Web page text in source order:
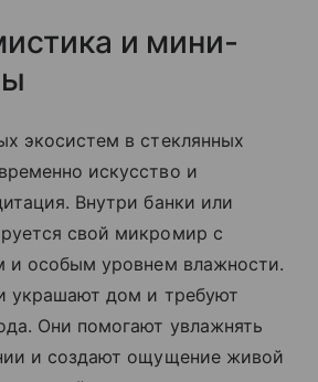
и мини-
экосистем в стеклянных
искусство и
Внутри банки или
свой микромир с
и особым уровнем влажности.
украшают дом и требуют
Они помогают увлажнять
и создают ощущение живой